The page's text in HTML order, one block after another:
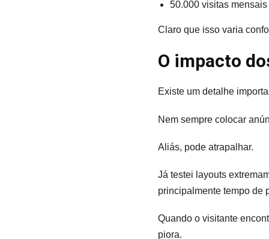
50.000 visitas
Claro que isso varia
O impacto
Existe um detalhe
Nem sempre colocar
Aliás, pode atrapalhar.
Já testei layouts
principalmente tempo de
Quando o visitante
piora.